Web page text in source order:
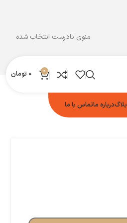
منوی نادرست انتخاب شده
0
0 تومان
بلاگدرباره ماتماس با ما